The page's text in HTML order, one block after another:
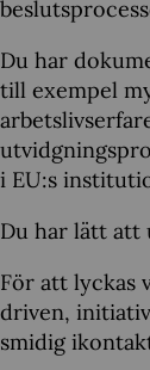
Du har
till exempel
i EU:s
Du har lätt att
För att lyckas
driven,
smidig